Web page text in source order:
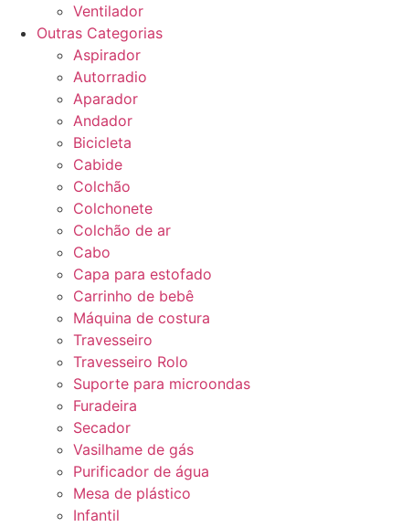
Ventilador
Outras Categorias
Aspirador
Autorradio
Aparador
Andador
Bicicleta
Cabide
Colchão
Colchonete
Colchão de ar
Cabo
Capa para estofado
Carrinho de bebê
Máquina de costura
Travesseiro
Travesseiro Rolo
Suporte para microondas
Furadeira
Secador
Vasilhame de gás
Purificador de água
Mesa de plástico
Infantil